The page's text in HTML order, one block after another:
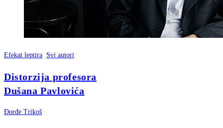
Efekat leptira Svi autori
Distorzija profesora
Dušana Pavlovića
Đorđe Trikoš